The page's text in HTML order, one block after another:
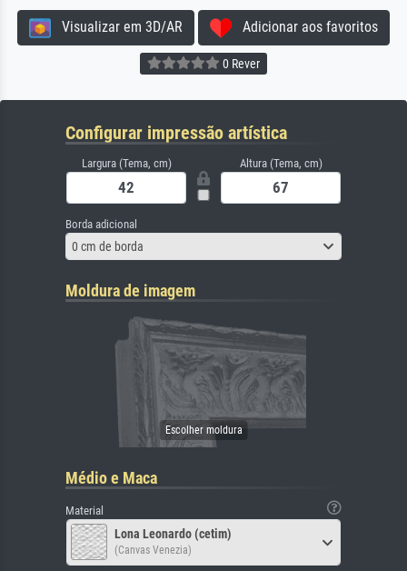
Visualizar em 3D/AR Adicionar aos favoritos
0 Rever
Configurar impressão artística
Largura (Tema, cm) Altura (Tema, cm)
Borda adicional
0 cm de borda
Moldura de imagem
Médio e Maca
Material
Lona Leonardo (cetim)
(Canvas Venezia)